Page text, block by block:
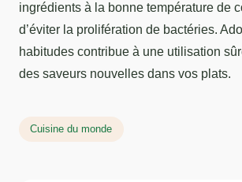
ingrédients à la bonne température de
d’éviter la prolifération de bactéries.
habitudes contribue à une utilisation
des saveurs nouvelles dans vos plats.
Cuisine du monde